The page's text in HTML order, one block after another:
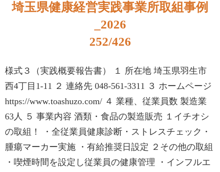
埼玉県健康経営実践事業所取組事例
_2026
252/426
様式３（実践概要報告書） １ 所在地 埼玉県羽生市
西4丁目1-11 ２ 連絡先 048-561-3311 ３ ホームページ
https://www.toashuzo.com/ ４ 業種、従業員数 製造業
63人 ５ 事業内容 酒類・食品の製造販売 １イチオシ
の取組！ ・全従業員健康診断・ストレスチェック・
腫瘍マーカー実施 ・有給推奨日設定 ２その他の取組
・喫煙時間を設定し従業員の健康管理 ・インフルエ